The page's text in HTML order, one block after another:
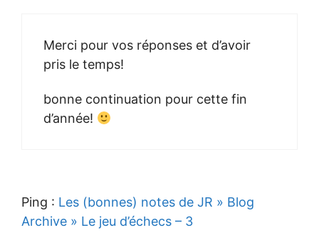
Merci pour vos réponses et d’avoir
pris le temps!
bonne continuation pour cette fin
d’année!
Ping : Les (bonnes) notes de JR » Blog
Archive » Le jeu d’échecs – 3